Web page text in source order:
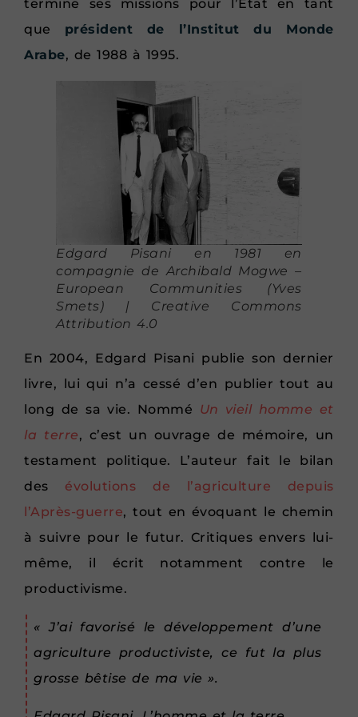
termine ses missions pour l’État en tant
que président de l’Institut du Monde
Arabe, de 1988 à 1995.
Edgard Pisani en 1981 en
compagnie de Archibald Mogwe –
European Communities (Yves
Smets) | Creative Commons
Attribution 4.0
En 2004, Edgard Pisani publie son dernier
livre, lui qui n’a cessé d’en publier tout au
long de sa vie. Nommé Un vieil homme et
la terre, c’est un ouvrage de mémoire, un
testament politique. L’auteur fait le bilan
des évolutions de l’agriculture depuis
l’Après-guerre, tout en évoquant le chemin
à suivre pour le futur. Critiques envers lui-
même, il écrit notamment contre le
productivisme.
« J’ai favorisé le développement d’une
agriculture productiviste, ce fut la plus
grosse bêtise de ma vie ».